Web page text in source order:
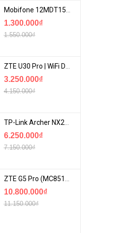
Mobifone 12MDT150 | Sim Chuyên 4G Mobifone Dung Lượng Cao 500GB/Tháng Gói 1 Năm
1.300.000₫
1.550.000₫
ZTE U30 Pro | WiFi Di Động 5G Tốc Độ Lên Đến 500Mbps, Màn Hình Cảm Ứng
3.250.000₫
4.150.000₫
TP-Link Archer NX200 | Bộ Phát WiFi Dùng Sim 5G Tốc Độ Cao Mới FullBox
6.250.000₫
7.150.000₫
ZTE G5 Pro (MC8512) | Router 5G WiFi7 Be7200 Hỗ Trợ Băng Tần 6Ghz Cực Mạnh
10.800.000₫
11.150.000₫